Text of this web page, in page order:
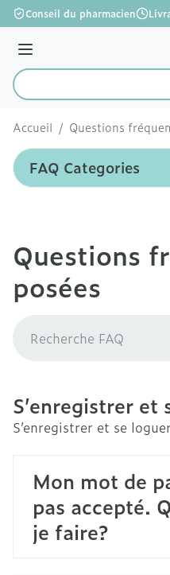
Aller au contenu
Conseil du pharmacien
Menu
Rechercher
Accueil / Questions
FAQ Categories
Questions
posées
S’enregistrer et
S’enregistrer et se loguer
Mon mot de
pas accepté.
je faire?